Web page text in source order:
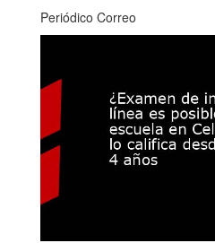
Periódico Correo